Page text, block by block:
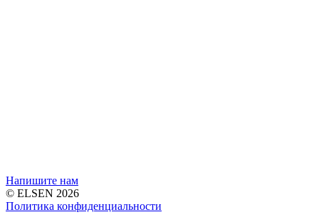
Напишите нам
© ELSEN 2026
Политика конфиденциальности